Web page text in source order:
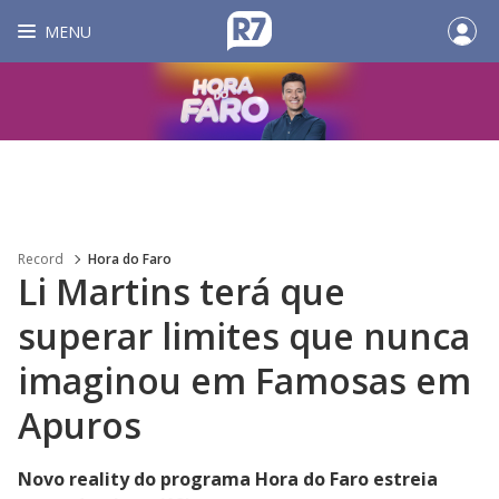
MENU
Record Hora do Faro
Li Martins terá que
superar limites que nunca
imaginou em Famosas em
Apuros
Novo reality do programa Hora do Faro estreia